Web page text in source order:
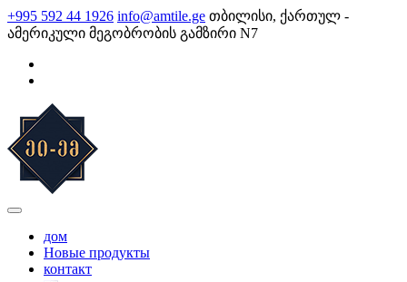
Skip
to
content
+995 592 44 1926 info@amtile.ge თბილისი, ქართულ -
ამერიკული მეგობრობის გამზირი N7
дом
Новые продукты
контакт